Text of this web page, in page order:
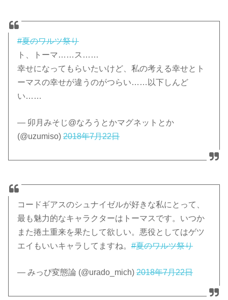
#夏のワルツ祭り
ト、トーマ……ス……
幸せになってもらいたいけど、私の考える幸せとト
ーマスの幸せが違うのがつらい……以下しんど
い……
— 卯月みそじ@なろうとかマグネットとか
(@uzumiso)2018年7月22日
コードギアスのシュナイゼルが好きな私にとって、
最も魅力的なキャラクターはトーマスです。いつか
また捲土重来を果たして欲しい。悪役としてはゲツ
エイもいいキャラしてますね。#夏のワルツ祭り
— みっぴ変態論 (@urado_mich)2018年7月22日